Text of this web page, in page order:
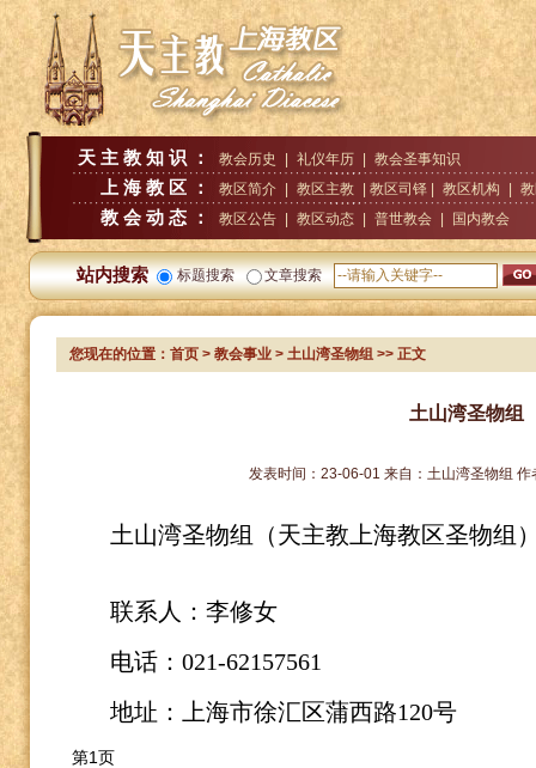
天主教知识： 教会历史 礼仪年历 教会圣事知识
上海教区： 教区简介 教区主教 | 教区司铎 | 教区机构
教会动态： 教区公告 教区动态 普世教会 国内教会
站内搜索 标题搜索 文章搜索
您现在的位置：首页 >教会事业 > 土山湾圣物组 >> 正文
土山湾圣物组
发表时间：23-06-01 来自：土山湾圣物组 作
土山湾圣物组（天主教上海教区圣物组
联系人：李修女
电话：021-62157561
地址：上海市徐汇区蒲西路120号
第1页